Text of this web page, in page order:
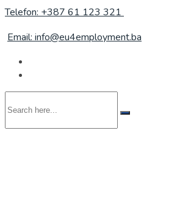
Telefon: +387 61 123 321
Email: info@eu4employment.ba
here...